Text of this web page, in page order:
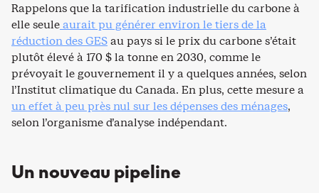
Rappelons que la tarification industrielle du carbone à
elle seuleaurait pu générer environ le tiers de la
réduction des GESau pays si le prix du carbone s’était
plutôt élevé à 170 $ la tonne en 2030, comme le
prévoyait le gouvernement il y a quelques années, selon
l’Institut climatique du Canada. En plus, cette mesure a
un effet à peu près nul sur les dépenses des ménages,
selon l’organisme d’analyse indépendant.
Un nouveau pipeline